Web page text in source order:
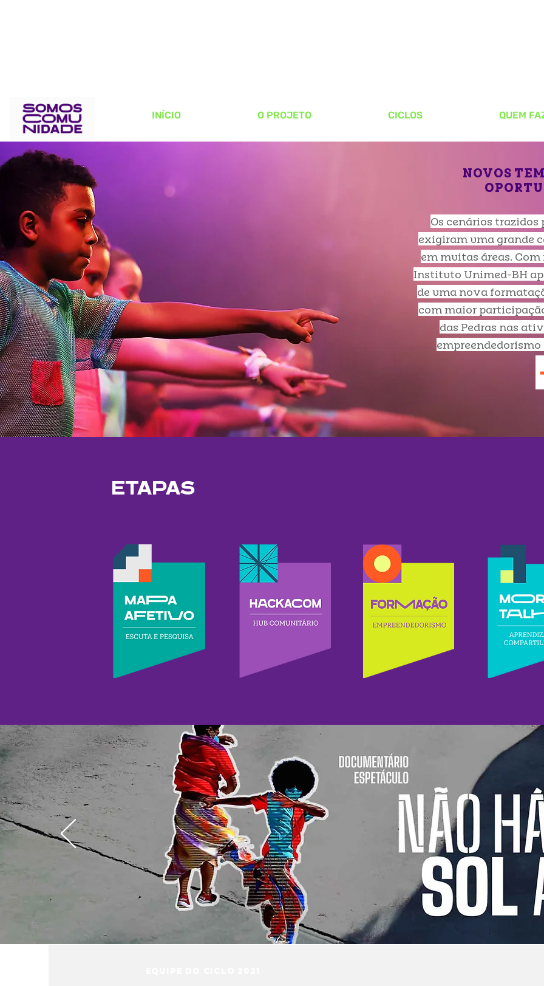
INÍCIO O PROJETO CICLOS QUEM
NOVOS
Os cenários
exigiram uma grande
em muitas áreas. Com
Instituto Unimed-BH
de uma nova
com maior
das Pedras nas
ETAPAS